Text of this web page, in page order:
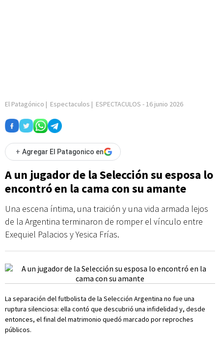
El Patagónico | Espectaculos | ESPECTACULOS - 16 junio 2026
+ Agregar El Patagonico en
A un jugador de la Selección su esposa lo
encontró en la cama con su amante
Una escena íntima, una traición y una vida armada lejos
de la Argentina terminaron de romper el vínculo entre
Exequiel Palacios y Yesica Frías.
La separación del futbolista de la Selección Argentina no fue una
ruptura silenciosa: ella contó que descubrió una infidelidad y, desde
entonces, el final del matrimonio quedó marcado por reproches
públicos.